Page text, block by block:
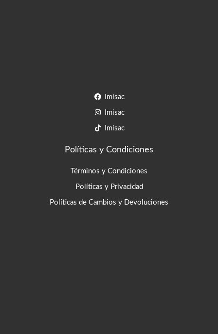
Imisac
Imisac
Imisac
Políticas y Condiciones
Términos y Condiciones
Políticas y Privacidad
Políticas de Cambios y Devoluciones